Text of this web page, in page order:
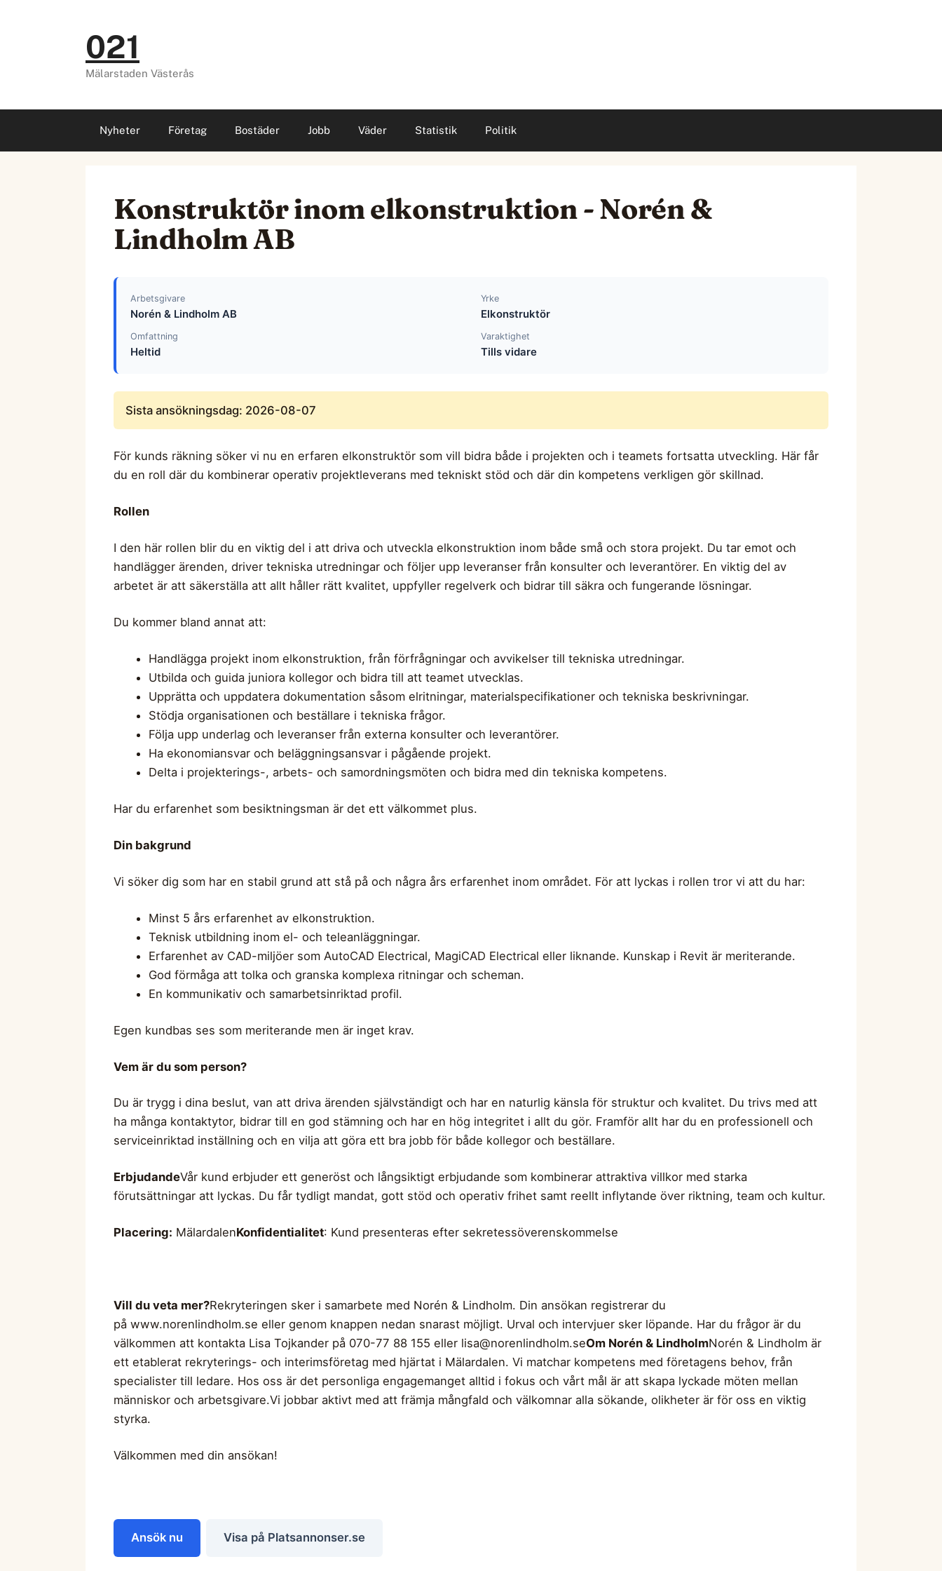
021
Mälarstaden Västerås
Nyheter Företag Bostäder Jobb Väder Statistik Politik
Konstruktör inom elkonstruktion - Norén &
Lindholm AB
Arbetsgivare
Norén & Lindholm AB
Yrke
Elkonstruktör
Omfattning
Heltid
Varaktighet
Tills vidare
Sista ansökningsdag: 2026-08-07
För kunds räkning söker vi nu en erfaren elkonstruktör som vill bidra både i projekten och i teamets fortsatta utveckling. Här får
du en roll där du kombinerar operativ projektleverans med tekniskt stöd och där din kompetens verkligen gör skillnad.
Rollen
I den här rollen blir du en viktig del i att driva och utveckla elkonstruktion inom både små och stora projekt. Du tar emot och
handlägger ärenden, driver tekniska utredningar och följer upp leveranser från konsulter och leverantörer. En viktig del av
arbetet är att säkerställa att allt håller rätt kvalitet, uppfyller regelverk och bidrar till säkra och fungerande lösningar.
Du kommer bland annat att:
Handlägga projekt inom elkonstruktion, från förfrågningar och avvikelser till tekniska utredningar.
Utbilda och guida juniora kollegor och bidra till att teamet utvecklas.
Upprätta och uppdatera dokumentation såsom elritningar, materialspecifikationer och tekniska beskrivningar.
Stödja organisationen och beställare i tekniska frågor.
Följa upp underlag och leveranser från externa konsulter och leverantörer.
Ha ekonomiansvar och beläggningsansvar i pågående projekt.
Delta i projekterings-, arbets- och samordningsmöten och bidra med din tekniska kompetens.
Har du erfarenhet som besiktningsman är det ett välkommet plus.
Din bakgrund
Vi söker dig som har en stabil grund att stå på och några års erfarenhet inom området. För att lyckas i rollen tror vi att du har:
Minst 5 års erfarenhet av elkonstruktion.
Teknisk utbildning inom el- och teleanläggningar.
Erfarenhet av CAD-miljöer som AutoCAD Electrical, MagiCAD Electrical eller liknande. Kunskap i Revit är meriterande.
God förmåga att tolka och granska komplexa ritningar och scheman.
En kommunikativ och samarbetsinriktad profil.
Egen kundbas ses som meriterande men är inget krav.
Vem är du som person?
Du är trygg i dina beslut, van att driva ärenden självständigt och har en naturlig känsla för struktur och kvalitet. Du trivs med att
ha många kontaktytor, bidrar till en god stämning och har en hög integritet i allt du gör. Framför allt har du en professionell och
serviceinriktad inställning och en vilja att göra ett bra jobb för både kollegor och beställare.
ErbjudandeVår kund erbjuder ett generöst och långsiktigt erbjudande som kombinerar attraktiva villkor med starka
förutsättningar att lyckas. Du får tydligt mandat, gott stöd och operativ frihet samt reellt inflytande över riktning, team och kultur.
Placering: MälardalenKonfidentialitet: Kund presenteras efter sekretessöverenskommelse
Vill du veta mer?Rekryteringen sker i samarbete med Norén & Lindholm. Din ansökan registrerar du
på www.norenlindholm.se eller genom knappen nedan snarast möjligt. Urval och intervjuer sker löpande. Har du frågor är du
välkommen att kontakta Lisa Tojkander på 070-77 88 155 eller lisa@norenlindholm.seOm Norén & LindholmNorén & Lindholm är
ett etablerat rekryterings- och interimsföretag med hjärtat i Mälardalen. Vi matchar kompetens med företagens behov, från
specialister till ledare. Hos oss är det personliga engagemanget alltid i fokus och vårt mål är att skapa lyckade möten mellan
människor och arbetsgivare.Vi jobbar aktivt med att främja mångfald och välkomnar alla sökande, olikheter är för oss en viktig
styrka.
Välkommen med din ansökan!
Ansök nu Visa på Platsannonser.se